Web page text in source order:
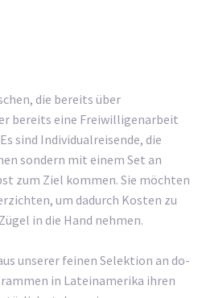
die bereits über
bereits eine Freiwilligenarbeit
sind Individualreisende, die
sondern mit einem Set an
zum Ziel kommen. Sie möchten
um dadurch Kosten zu
in die Hand nehmen.
unserer feinen Selektion an do-
in Lateinamerika ihren